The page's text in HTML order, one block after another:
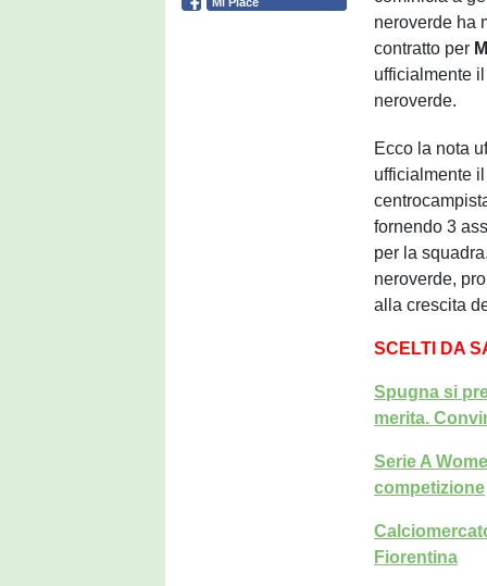
neroverde ha
contratto per
ufficialmente
neroverde.
Ecco la nota
ufficialmente
fornendo 3
per la
neroverde,
alla crescita
SCELTI DA
Spugna si
merita.
Serie A
competizione
Fiorentina